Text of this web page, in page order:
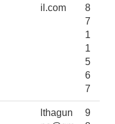
il.com
8
7
1
1
5
6
7
lthagun
9